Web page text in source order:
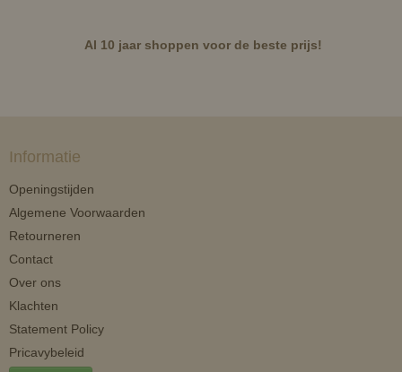
Al 10 jaar shoppen voor de beste prijs!
Informatie
Openingstijden
Algemene Voorwaarden
Retourneren
Contact
Over ons
Klachten
Statement Policy
Pricavybeleid